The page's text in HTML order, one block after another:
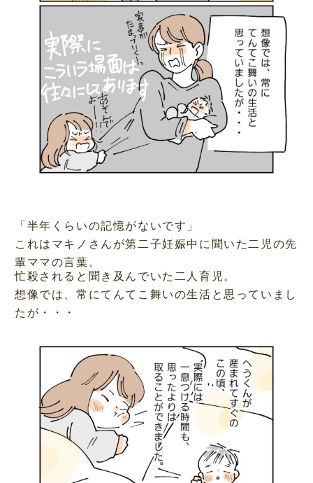
「半年くらいの記憶がないです」
これはマキノさんが第二子妊娠中に聞いた二児の先
輩ママの言葉。
忙殺されると聞き及んでいた二人育児。
想像では、常にてんてこ舞いの生活と思っていまし
たが・・・